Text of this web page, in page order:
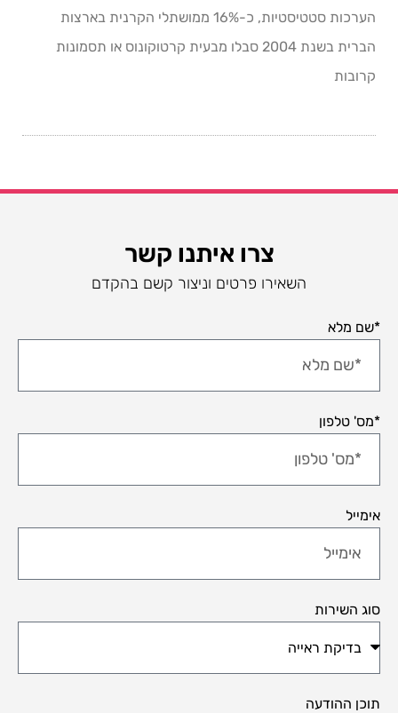
הערכות סטטיסטיות, כ-16% ממושתלי הקרנית בארצות
הברית בשנת 2004 סבלו מבעית קרטוקונוס או תסמונות
קרובות
צרו איתנו קשר
השאירו פרטים וניצור קשם בהקדם
*שם מלא
*מס' טלפון
אימייל
סוג השירות
תוכן ההודעה